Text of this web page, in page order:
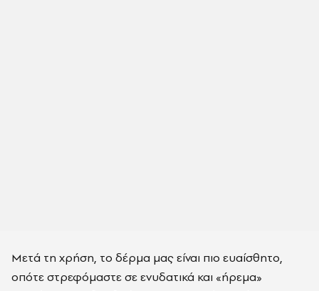
Μετά τη χρήση, το δέρμα μας είναι πιο ευαίσθητο,
οπότε στρεφόμαστε σε ενυδατικά και «ήρεμα»